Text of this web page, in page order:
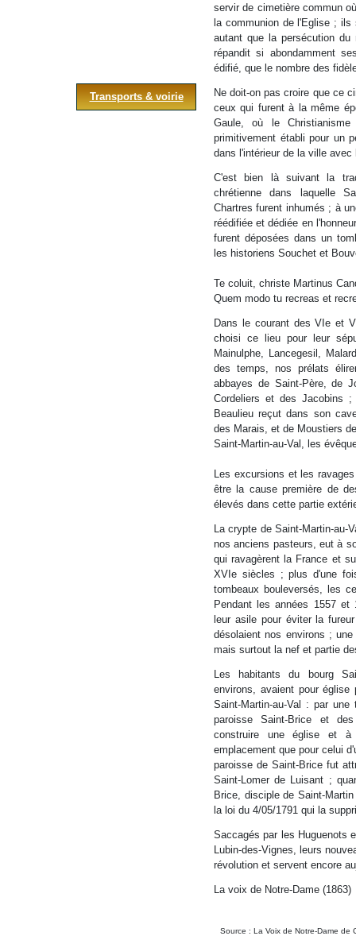
Transports & voirie
servir de cimetière commun
la communion de l'Eglise ;
autant que la persécution
répandit si abondamment
édifié, que le nombre des
Ne doit-on pas croire que ce
ceux qui furent à la même
Gaule, où le
primitivement établi pour un
dans l'intérieur de la ville
C'est bien là suivant la
chrétienne dans laquelle
Chartres furent inhumés ; à
réédifiée et dédiée en
furent déposées dans un
les historiens Souchet et
Te coluit, christe Martinus
Quem modo tu recreas et
Dans le courant des VIe et
choisi ce lieu pour leur
Mainulphe, Lancegesil,
des temps, nos prélats
abbayes de Saint-Père, de
Cordeliers et des Jacobins
Beaulieu reçut dans son
des Marais, et de Moustiers
Saint-Martin-au-Val, les
Les excursions et les
être la cause première de
élevés dans cette partie
La crypte de Saint-Martin-au-
nos anciens pasteurs, eut à
qui ravagèrent la France et
XVIe siècles ; plus d'une
tombeaux bouleversés, les
Pendant les années 1557 et
leur asile pour éviter la
désolaient nos environs ;
mais surtout la nef et partie
Les habitants du bourg
environs, avaient pour église
Saint-Martin-au-Val : par
paroisse Saint-Brice et
construire une église et
emplacement que pour celui
paroisse de Saint-Brice fut
Saint-Lomer de Luisant ;
Brice, disciple de Saint-
la loi du 4/05/1791 qui la
Saccagés par les Huguenots
Lubin-des-Vignes, leurs
révolution et servent encore
La voix de Notre-Dame (1863)
Source : La Voix de Notre-Dame de